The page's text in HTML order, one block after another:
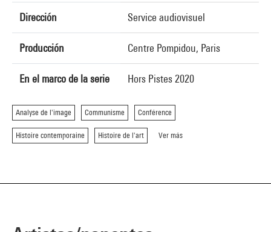
Dirección Service audiovisuel
Producción Centre Pompidou, Paris
En el marco de la serie Hors Pistes 2020
Analyse de l'image Communisme Conférence
Histoire contemporaine Histoire de l'art Ver más